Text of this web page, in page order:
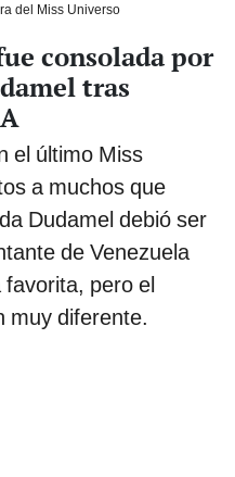
del Miss Universo
consolada por
tras
el último Miss
a muchos que
Dudamel debió ser
de Venezuela
pero el
muy diferente.